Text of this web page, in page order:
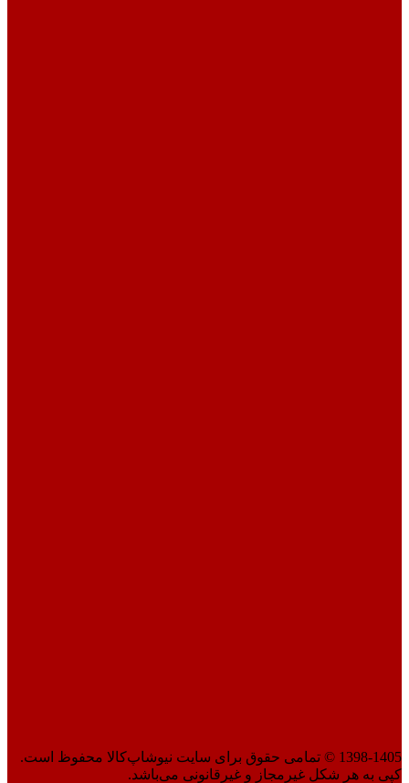
1398-1405 © تمامی حقوق برای سایت نیوشاپ‌کالا محفوظ است.
کپی به هر شکل غیرمجاز و غیرقانونی می‌باشد.